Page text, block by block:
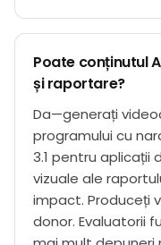
Poate conținutul
și raportare?
Da—generați
programului cu
3.1 pentru aplicații
vizuale ale
impact. Produceți
donor. Evaluatorii